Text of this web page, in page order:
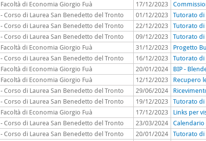
Facoltà di Economia Giorgio Fuà 17/12/2023
- Corso di Laurea San Benedetto del Tronto 01/12/2023
Tutorato di
- Corso di Laurea San Benedetto del Tronto 22/12/2023
Tutorato di
- Corso di Laurea San Benedetto del Tronto 09/12/2023
Tutorato di
Facoltà di Economia Giorgio Fuà 31/12/2023
Progetto
- Corso di Laurea San Benedetto del Tronto 16/12/2023
Tutorato di
Facoltà di Economia Giorgio Fuà 20/01/2024
BIP -
Facoltà di Economia Giorgio Fuà 12/12/2023
Recupero
- Corso di Laurea San Benedetto del Tronto 29/06/2024
- Corso di Laurea San Benedetto del Tronto 19/12/2023
Tutorato di
Facoltà di Economia Giorgio Fuà 17/12/2023
Links per
- Corso di Laurea San Benedetto del Tronto 23/03/2024
Calendario
- Corso di Laurea San Benedetto del Tronto 20/01/2024 Tutorato di